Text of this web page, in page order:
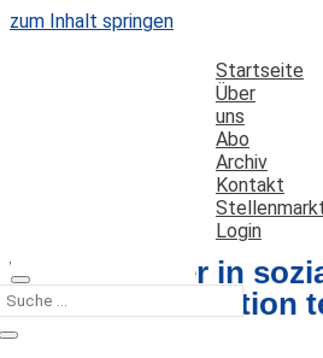
zum Inhalt springen
Startseite
Über
uns
Abo
Archiv
Kontakt
Login
Wie Teenager in
Medien Information